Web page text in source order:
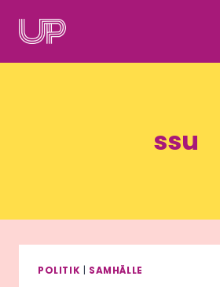
ssu
POLITIK SAMHÄLLE